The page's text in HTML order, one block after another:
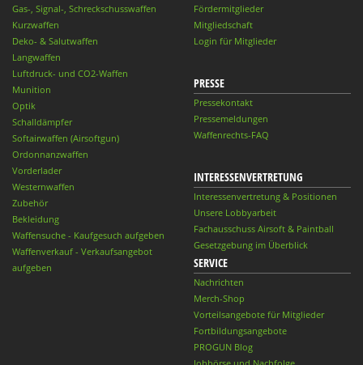
Gas-, Signal-, Schreckschusswaffen
Kurzwaffen
Deko- & Salutwaffen
Langwaffen
Luftdruck- und CO2-Waffen
Munition
Optik
Schalldämpfer
Softairwaffen (Airsoftgun)
Ordonnanzwaffen
Vorderlader
Westernwaffen
Zubehör
Bekleidung
Waffensuche - Kaufgesuch aufgeben
Waffenverkauf - Verkaufsangebot
aufgeben
Fördermitglieder
Mitgliedschaft
Login für Mitglieder
PRESSE
Pressekontakt
Pressemeldungen
Waffenrechts-FAQ
INTERESSENVERTRETUNG
Interessenvertretung & Positionen
Unsere Lobbyarbeit
Fachausschuss Airsoft & Paintball
Gesetzgebung im Überblick
SERVICE
Nachrichten
Merch-Shop
Vorteilsangebote für Mitglieder
Fortbildungsangebote
PROGUN Blog